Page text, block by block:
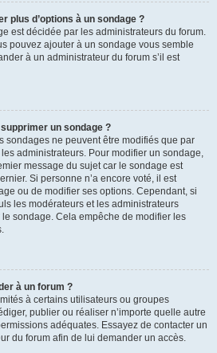
plus d’options à un sondage ?
est décidée par les administrateurs du forum.
pouvez ajouter à un sondage vous semble
à un administrateur du forum s’il est
un sondage ?
sondages ne peuvent être modifiés que par
administrateurs. Pour modifier un sondage,
message du sujet car le sondage est
Si personne n’a encore voté, il est
ou de modifier ses options. Cependant, si
les modérateurs et les administrateurs
sondage. Cela empêche de modifier les
à un forum ?
à certains utilisateurs ou groupes
publier ou réaliser n’importe quelle autre
adéquates. Essayez de contacter un
du forum afin de lui demander un accès.